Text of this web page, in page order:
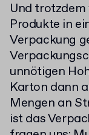
Und trotzdem
Produkte in
Verpackung
unnötigen
Karton dann
Mengen an
ist das